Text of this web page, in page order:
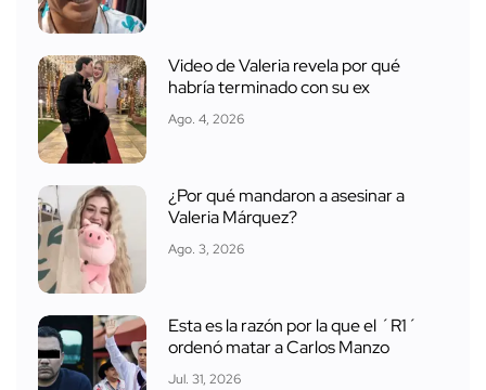
Video de Valeria revela por qué
habría terminado con su ex
Ago. 4, 2026
¿Por qué mandaron a asesinar a
Valeria Márquez?
Ago. 3, 2026
Esta es la razón por la que el ´R1´
ordenó matar a Carlos Manzo
Jul. 31, 2026